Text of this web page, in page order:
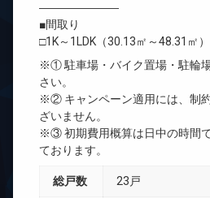
―――――――
■間取り
□1K～1LDK（30.13㎡～48.31㎡）
※① 駐車場・バイク置場・駐輪
さい。
※② キャンペーン適用には、制
ざいません。
※③ 初期費用概算は日中の時間
ております。
総戸数 23戸